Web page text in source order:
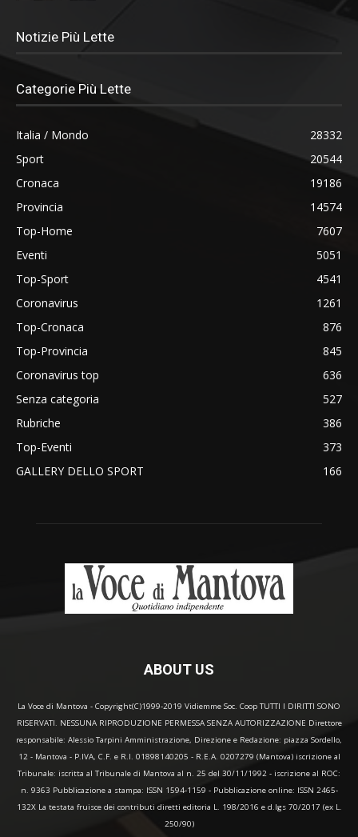
Notizie Più Lette
Categorie Più Lette
Italia / Mondo
28332
Sport
20544
Cronaca
19186
Provincia
14574
Top-Home
7607
Eventi
5051
Top-Sport
4541
Coronavirus
1261
Top-Cronaca
876
Top-Provincia
845
Coronavirus top
636
Senza categoria
527
Rubriche
386
Top-Eventi
373
GALLERY DELLO SPORT
166
ABOUT US
La Voce di Mantova - Copyright(C)1999-2019 Vidiemme Soc. Coop TUTTI I DIRITTI SONO
RISERVATI. NESSUNA RIPRODUZIONE PERMESSA SENZA AUTORIZZAZIONE Direttore
responsabile: Alessio Tarpini Amministrazione, Direzione e Redazione: piazza Sordello,
12 - Mantova - P.IVA, C.F. e R.I. 01898140205 - R.E.A. 0207279 (Mantova) iscrizione al
Tribunale: iscritta al Tribunale di Mantova al n. 25 del 30/11/1992 - iscrizione al ROC:
n. 9363 Pubblicazione a stampa: ISSN 1594-1159 - Pubblicazione online: ISSN 2465-
132X La testata fruisce dei contributi diretti editoria L. 198/2016 e d.lgs 70/2017 (ex L.
250/90)